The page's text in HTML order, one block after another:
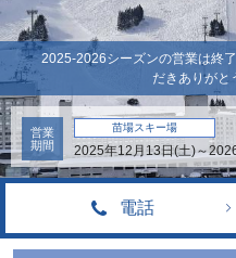
2025-2026シーズンの営業は終
だきありがと
営業
期間
苗場スキー場
2025年12月13日(土)～
電話